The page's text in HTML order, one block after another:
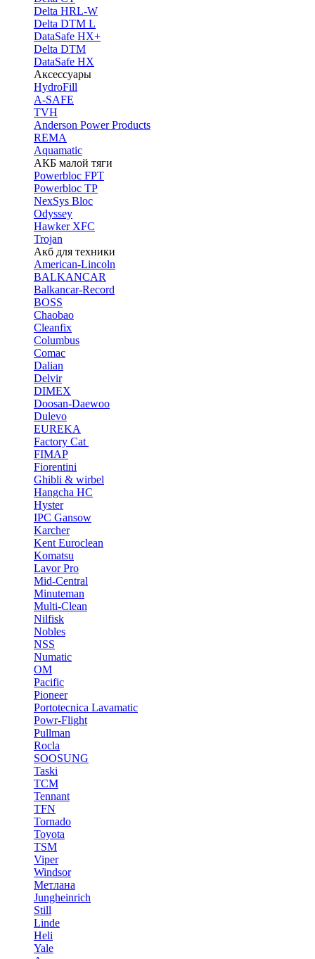
Delta HRL-W
Delta DTM L
DataSafe HX+
Delta DTM
DataSafe HX
Аксессуары
HydroFill
A-SAFE
TVH
Anderson Power Products
REMA
Aquamatic
АКБ малой тяги
Powerbloc FPT
Powerbloc TP
NexSys Bloc
Odyssey
Hawker XFC
Trojan
Акб для техники
American-Lincoln
BALKANCAR
Balkancar-Record
BOSS
Chaobao
Cleanfix
Columbus
Comac
Dalian
Delvir
DIMEX
Doosan-Daewoo
Dulevo
EUREKA
Factory Cat
FIMAP
Fiorentini
Ghibli & wirbel
Hangcha HC
Hyster
IPC Gansow
Karcher
Kent Euroclean
Komatsu
Lavor Pro
Mid-Central
Minuteman
Multi-Clean
Nilfisk
Nobles
NSS
Numatic
OM
Pacific
Pioneer
Portotecnica Lavamatic
Powr-Flight
Pullman
Rocla
SOOSUNG
Taski
TCM
Tennant
TFN
Tornado
Toyota
TSM
Viper
Windsor
Метлана
Jungheinrich
Still
Linde
Heli
Yale